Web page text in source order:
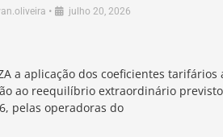
• julho 20, 2026
a aplicação dos coeficientes
ao reequilíbrio extraordinário previsto
pelas operadoras do